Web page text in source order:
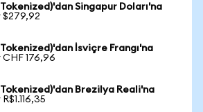
Singapur Doları'na
$279,92
İsviçre Frangı'na
CHF 176,96
Brezilya Reali'na